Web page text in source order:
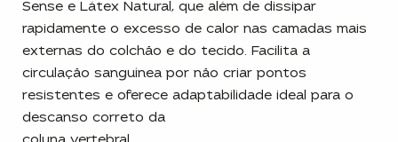
Sense e Látex Natural, que além de dissipar
rapidamente o excesso de calor nas camadas mais
externas do colchão e do tecido. Facilita a
circulação sanguínea por não criar pontos
resistentes e oferece adaptabilidade ideal para o
descanso correto da